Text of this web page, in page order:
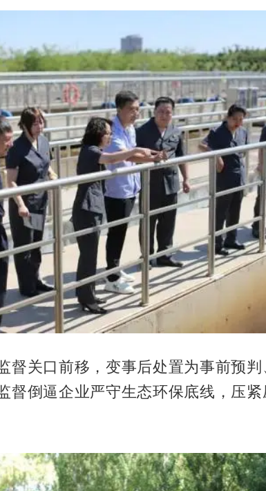
督关口前移，变事后处置为事前预
督倒逼企业严守生态环保底线，压